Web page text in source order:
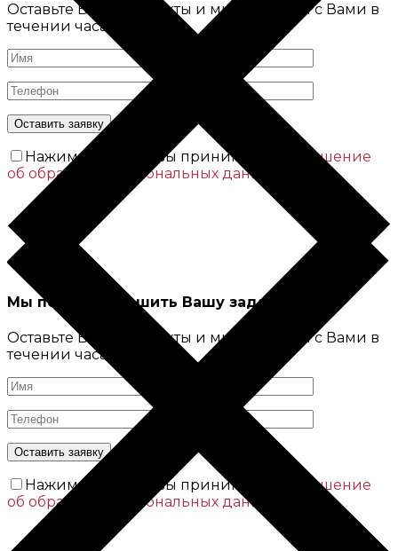
Оставьте Ваши контакты и мы свяжемся с Вами в
течении часа
Нажимая кнопку вы принимаете
Соглашение
об обработке персональных данных
Мы поможем решить Вашу задачу
Оставьте Ваши контакты и мы свяжемся с Вами в
течении часа
Нажимая кнопку вы принимаете
Соглашение
об обработке персональных данных